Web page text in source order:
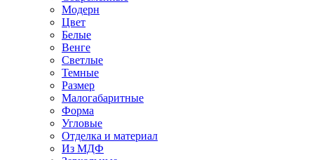
Модерн
Цвет
Белые
Венге
Светлые
Темные
Размер
Малогабаритные
Форма
Угловые
Отделка и материал
Из МДФ